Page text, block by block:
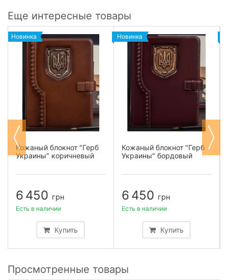
Еще интересные товары
Новинка
Кожаный блокнот "Герб
Украины" коричневый
6 450 грн
Купить
Есть в наличии
Новинка
Кожаный блокнот "Герб
Украины" бордовый
6 450 грн
Купить
Есть в наличии
Просмотренные товары